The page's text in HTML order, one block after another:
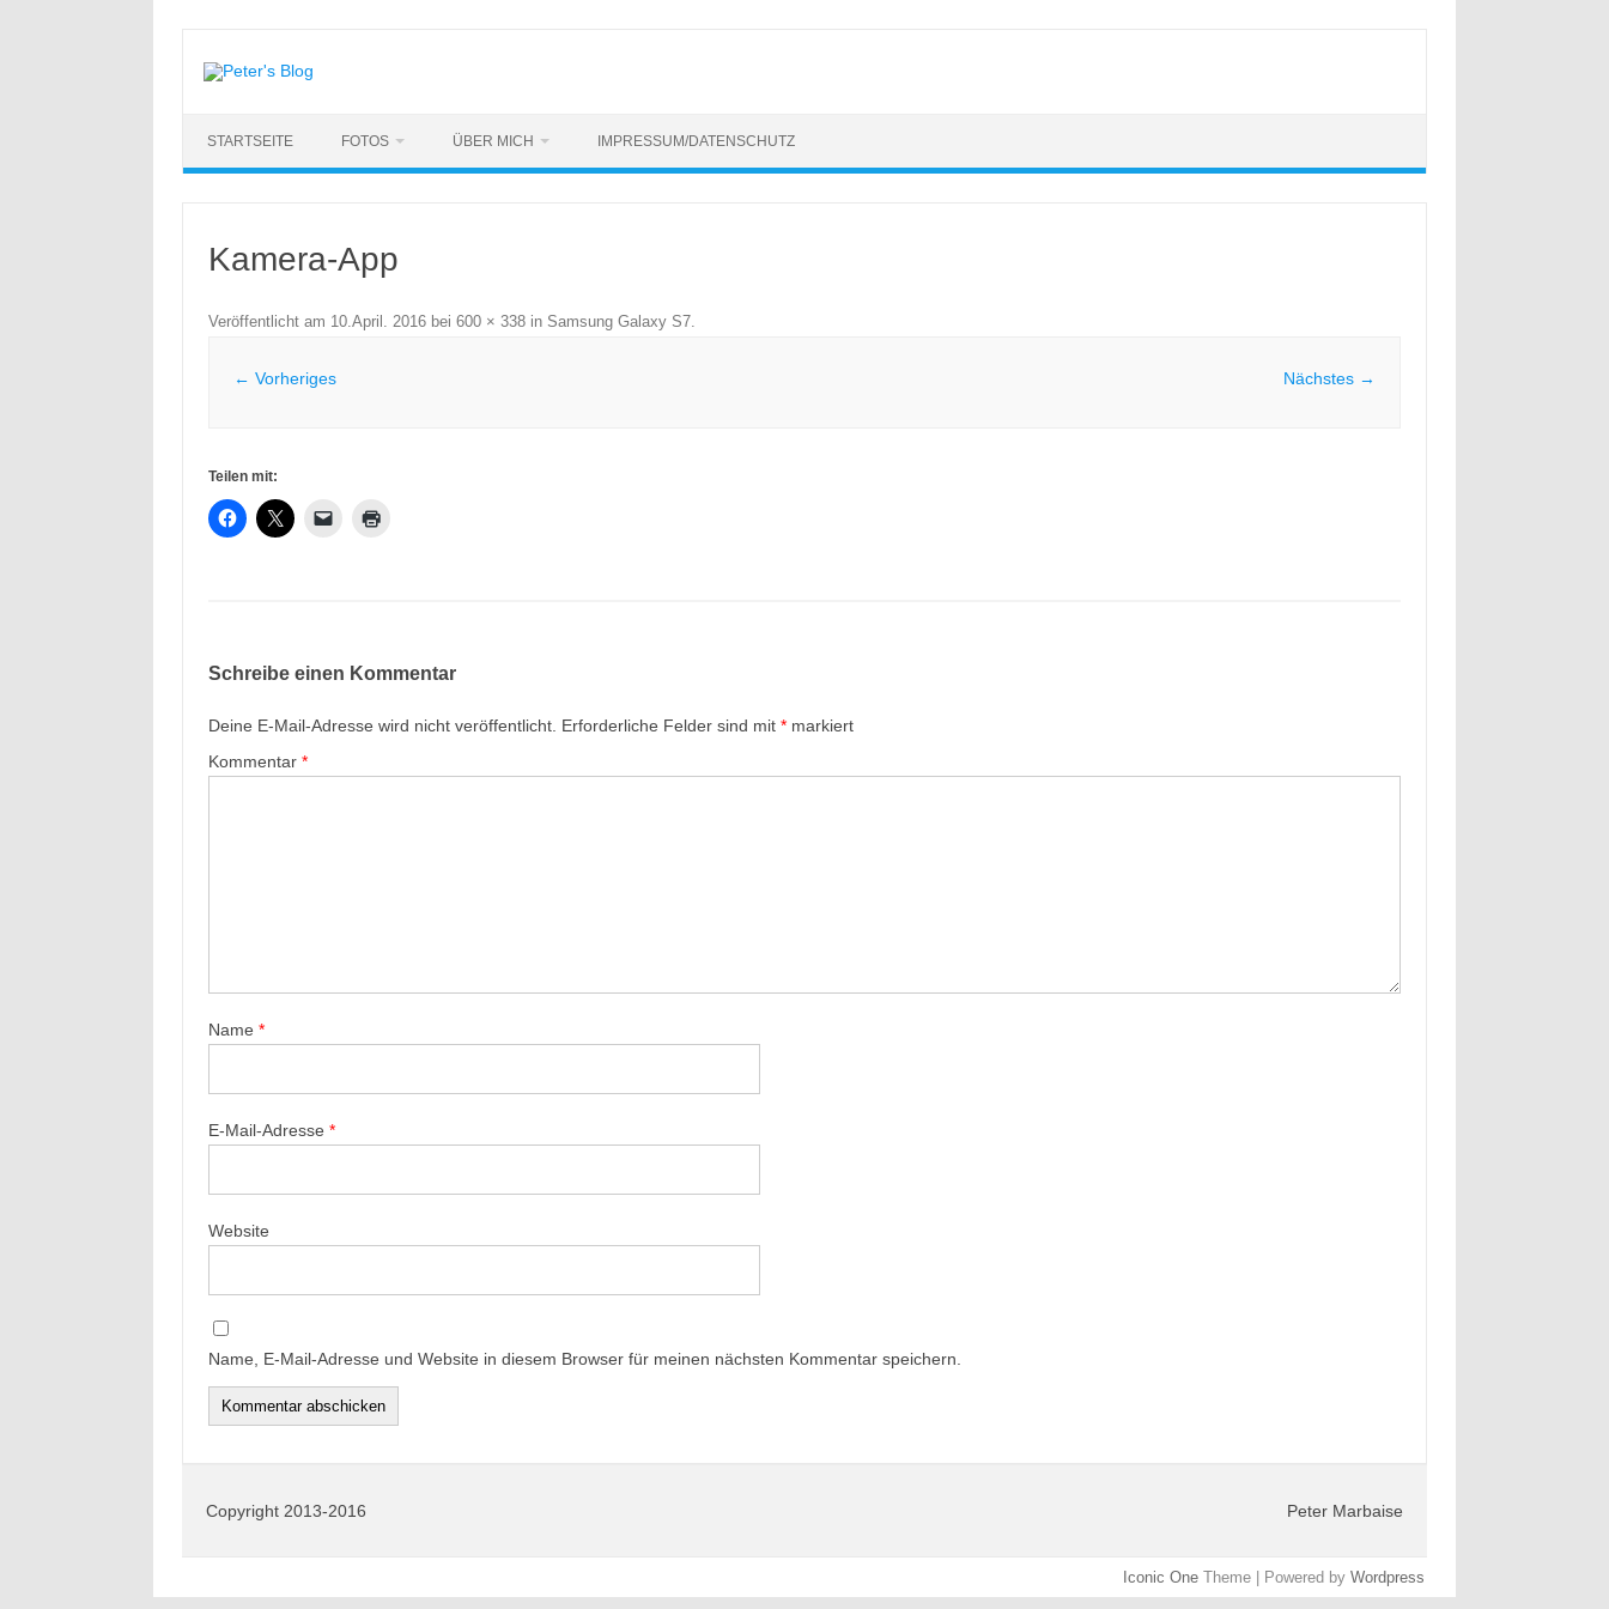
springen
STARTSEITE FOTOS ÜBER MICH IMPRESSUM/DATENSCHUTZ
Kamera-App
Veröffentlicht am 10.April. 2016bei 600 × 338in Samsung Galaxy S7.
← Vorheriges Nächstes →
Teilen mit:
Schreibe einen Kommentar
Deine E-Mail-Adresse wird nicht veröffentlicht. Erforderliche Felder sind mit *markiert
Kommentar *
Name *
E-Mail-Adresse *
Website
Name, E-Mail-Adresse und Website in diesem Browser für meinen nächsten Kommentar speichern.
Copyright 2013-2016 Peter Marbaise
Iconic One Theme | Powered by Wordpress